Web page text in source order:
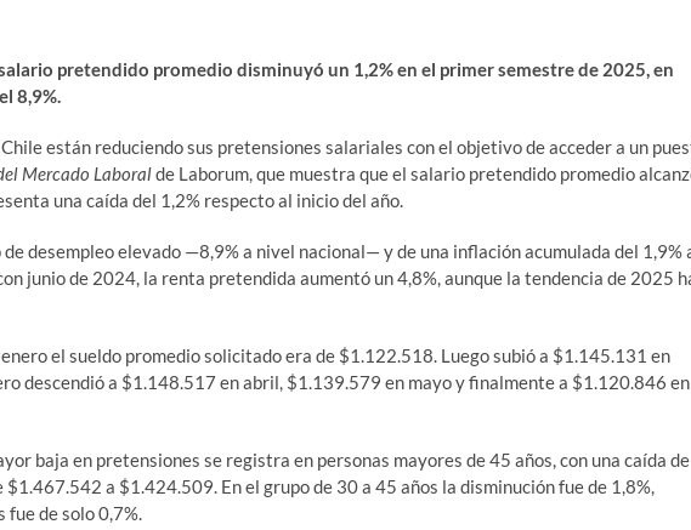
pretendido promedio disminuyó un 1,2% en el primer semestre de 2025, en
8,9%.
están reduciendo sus pretensiones salariales con el objetivo de acceder a un
Mercado Laboralde Laborum, que muestra que el salario pretendido promedio
una caída del 1,2% respecto al inicio del año.
desempleo elevado —8,9% a nivel nacional— y de una inflación acumulada del 1,9%
junio de 2024, la renta pretendida aumentó un 4,8%, aunque la tendencia de 2025
el sueldo promedio solicitado era de $1.122.518. Luego subió a $1.145.131 en
descendió a $1.148.517 en abril, $1.139.579 en mayo y finalmente a $1.120.846 en
baja en pretensiones se registra en personas mayores de 45 años, con una caída de
$1.467.542 a $1.424.509. En el grupo de 30 a 45 años la disminución fue de 1,8%,
fue de solo 0,7%.